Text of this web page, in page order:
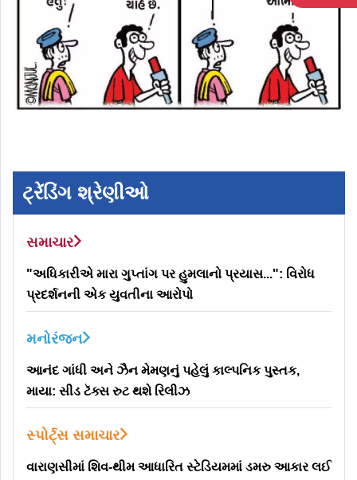
ટ્રેંડિંગ શ્રેણીઓ
સમાચાર
"અધિકારીએ મારા ગુપ્તાંગ પર હુમલાનો પ્રયાસ...": વિરોધ
પ્રદર્શનની એક યુવતીના આરોપો
મનોરંજન
આનંદ ગાંધી અને ઝૈન મેમણનું પહેલું કાલ્પનિક પુસ્તક,
માયા: સીડ ટૅક્સ રુટ થશે રિલીઝ
સ્પોર્ટ્સ સમાચાર
વારાણસીમાં શિવ-થીમ આધારિત સ્ટેડિયમમાં ડમરુ આકાર લઈ